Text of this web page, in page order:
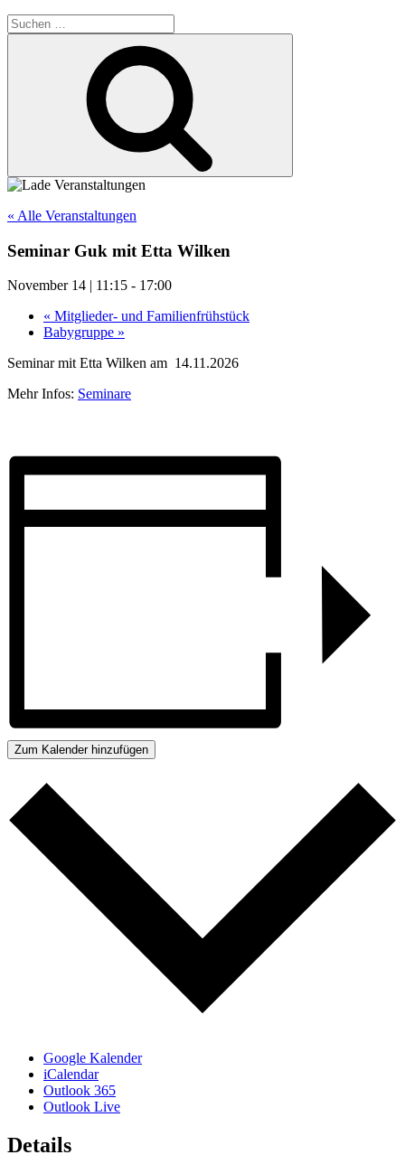
Suchen
nach:
« Alle Veranstaltungen
Seminar Guk mit Etta Wilken
November 14 | 11:15 - 17:00
« Mitglieder- und Familienfrühstück
Babygruppe »
Seminar mit Etta Wilken am 14.11.2026
Mehr Infos: Seminare
Zum Kalender hinzufügen
Google Kalender
iCalendar
Outlook 365
Outlook Live
Details